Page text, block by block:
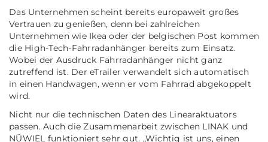
Das Unternehmen scheint bereits europaweit großes
Vertrauen zu genießen, denn bei zahlreichen
Unternehmen wie Ikea oder der belgischen Post kommen
die High-Tech-Fahrradanhänger bereits zum Einsatz.
Wobei der Ausdruck Fahrradanhänger nicht ganz
zutreffend ist. Der eTrailer verwandelt sich automatisch
in einen Handwagen, wenn er vom Fahrrad abgekoppelt
wird.
Nicht nur die technischen Daten des Linearaktuators
passen. Auch die Zusammenarbeit zwischen LINAK und
NÜWIEL funktioniert sehr gut. „Wichtig ist uns, einen